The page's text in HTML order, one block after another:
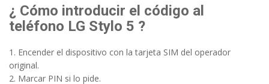
¿ Cómo introducir el código al
teléfono LG Stylo 5 ?
1. Encender el dispositivo con la tarjeta SIM del operador
original.
2. Marcar PIN si lo pide.